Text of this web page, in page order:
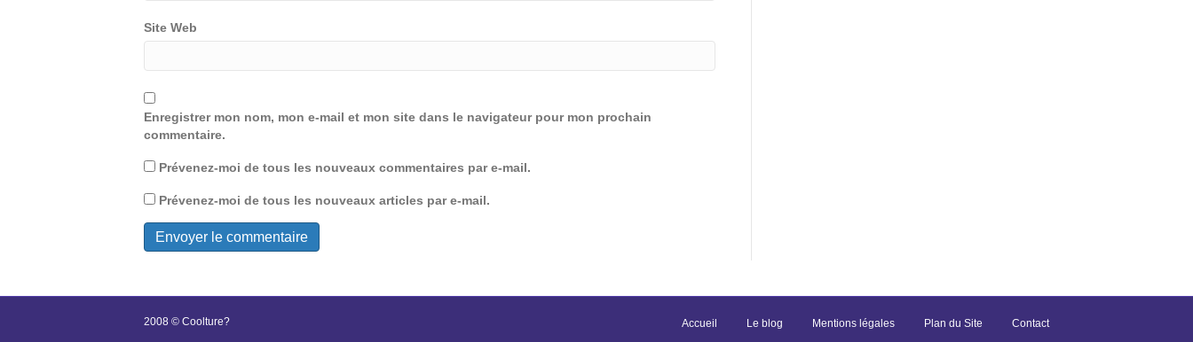
Site Web
Enregistrer mon nom, mon e-mail et mon site dans le navigateur pour mon prochain
commentaire.
Prévenez-moi de tous les nouveaux commentaires par e-mail.
Prévenez-moi de tous les nouveaux articles par e-mail.
2008 © Coolture? Accueil Le blog Mentions légales Plan du Site Contact